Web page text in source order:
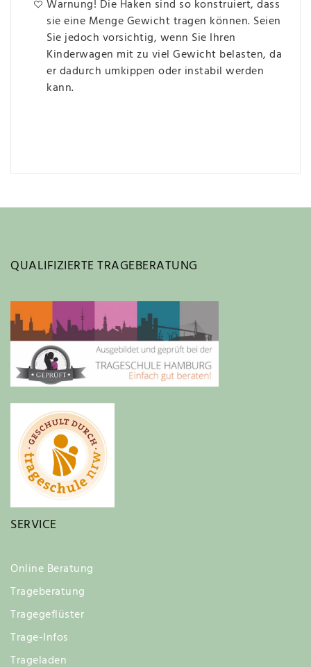
Warnung! Die Haken sind so konstruiert, dass
sie eine Menge Gewicht tragen können. Seien
Sie jedoch vorsichtig, wenn Sie Ihren
Kinderwagen mit zu viel Gewicht belasten, da
er dadurch umkippen oder instabil werden
kann.
QUALIFIZIERTE TRAGEBERATUNG
SERVICE
Online Beratung
Trageberatung
Tragegeflüster
Trage-Infos
Trageladen